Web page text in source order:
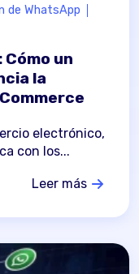
de WhatsApp
un
la
electrónico,
con los...
Leer más